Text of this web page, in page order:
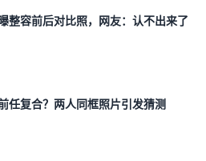
整容前后对比照，网友：认不出来了
任复合？两人同框照片引发猜测